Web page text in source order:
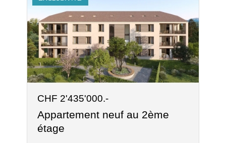
CHF 2'435'000.-
Appartement neuf au 2ème
étage